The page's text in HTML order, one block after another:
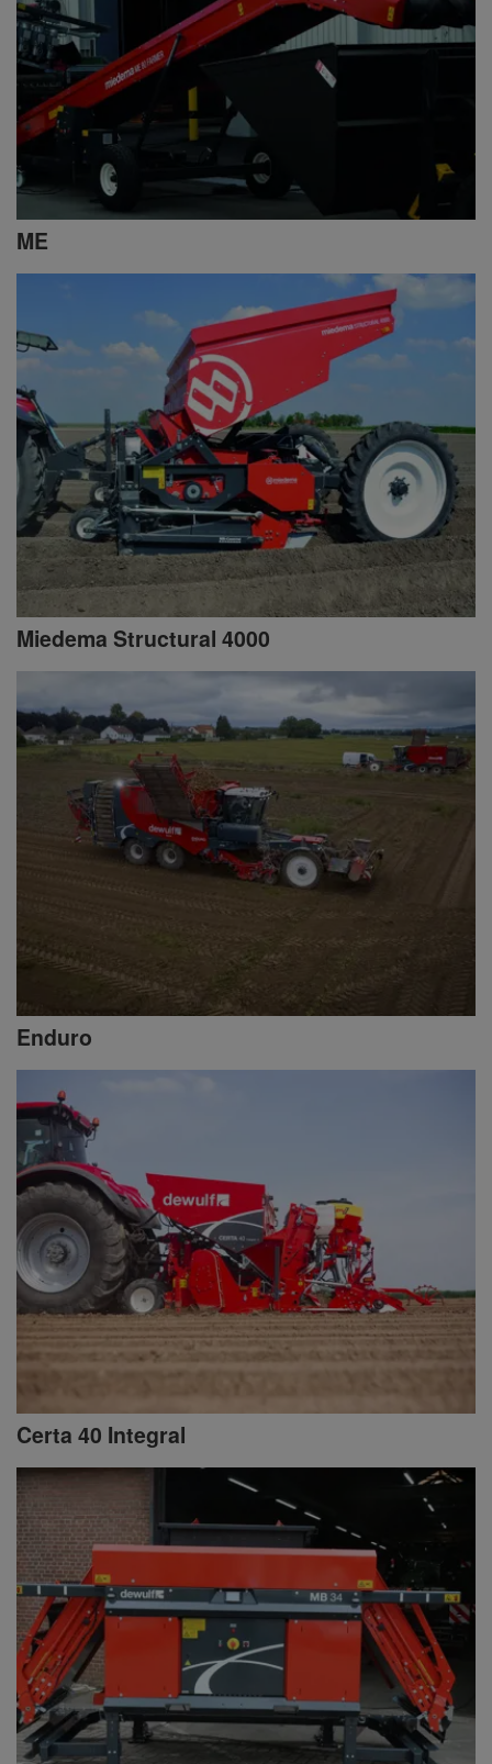
ME
Miedema Structural 4000
Enduro
Certa 40 Integral